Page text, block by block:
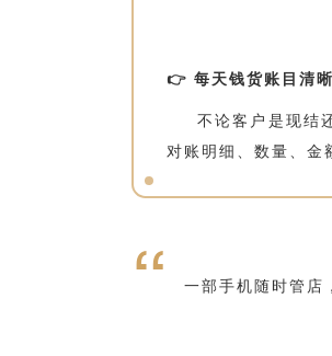
👉 每天钱货账目清
不论客户是现结
对账明细、数量、
“ 一部手机随时管店